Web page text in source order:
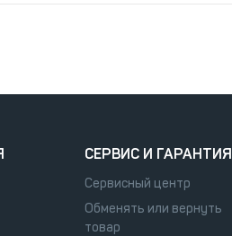
СЕРВИС И ГАРАНТИЯ
Сервисный центр
Обменять или вернуть
товар